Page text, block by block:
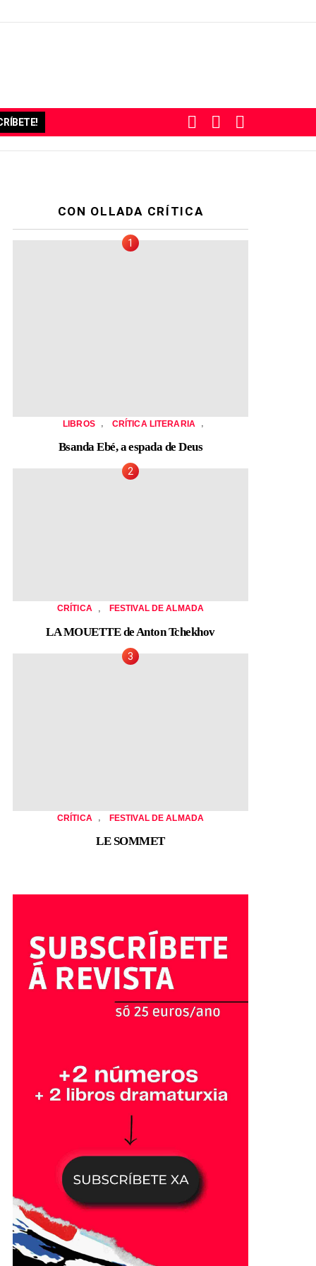
SWITCH
SKIN
BUSCAR
CON OLLADA CRÍTICA
LIBROS , CRÍTICA LITERARIA ,
Bsanda Ebé, a espada de Deus
CRÍTICA FESTIVAL DE ALMADA
LA MOUETTE de Anton Tchekhov
CRÍTICA FESTIVAL DE ALMADA
LE SOMMET